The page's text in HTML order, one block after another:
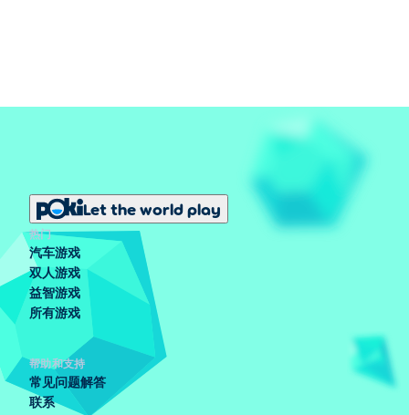
Let the world play
热门
汽车游戏
双人游戏
益智游戏
所有游戏
帮助和支持
常见问题解答
联系